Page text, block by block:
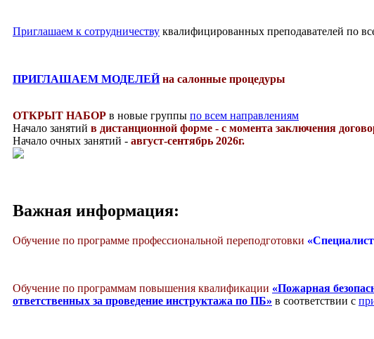
Приглашаем к сотрудничеству квалифицированных преподавателей по
ПРИГЛАШАЕМ МОДЕЛЕЙ на салонные процедуры
ОТКРЫТ НАБОР в новые группы по всем направлениям
Начало занятий в дистанционной форме - с момента заключения
Начало очных занятий - август-сентябрь 2026г.
Важная информация:
Обучение по программе профессиональной переподготовки
Обучение по программам повышения квалификации «Пожарная
ответственных за проведение инструктажа по ПБ» в соответствии с